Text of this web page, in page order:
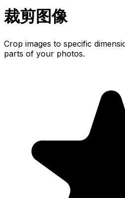
裁剪图像
Crop images to specific
parts of your photos.